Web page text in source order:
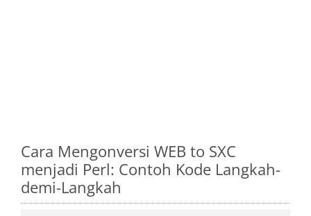
Cara Mengonversi WEB to SXC
menjadi Perl: Contoh Kode Langkah-
demi-Langkah